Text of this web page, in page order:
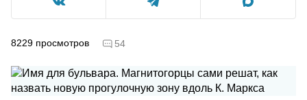
8229 просмотров 54